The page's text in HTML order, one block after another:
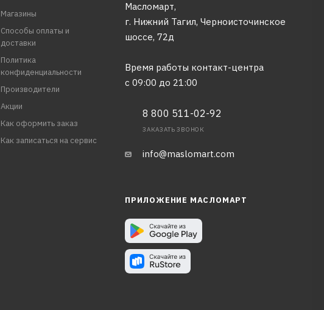
Магазины
Способы оплаты и
доставки
Политика
конфиденциальности
Производители
Акции
Как оформить заказ
Как записаться на сервис
Масломарт,
г. Нижний Тагил, Черноисточинское
шоссе, 72д
Время работы контакт-центра
с 09:00 до 21:00
8 800 511-02-92
ЗАКАЗАТЬ ЗВОНОК
info@maslomart.com
ПРИЛОЖЕНИЕ МАСЛОМАРТ